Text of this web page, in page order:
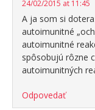
24/02/2015 at 11:45
A ja som si
autoimunitné
autoimunitné
spôsobujú rôzne
autoimunitných
Odpovedať